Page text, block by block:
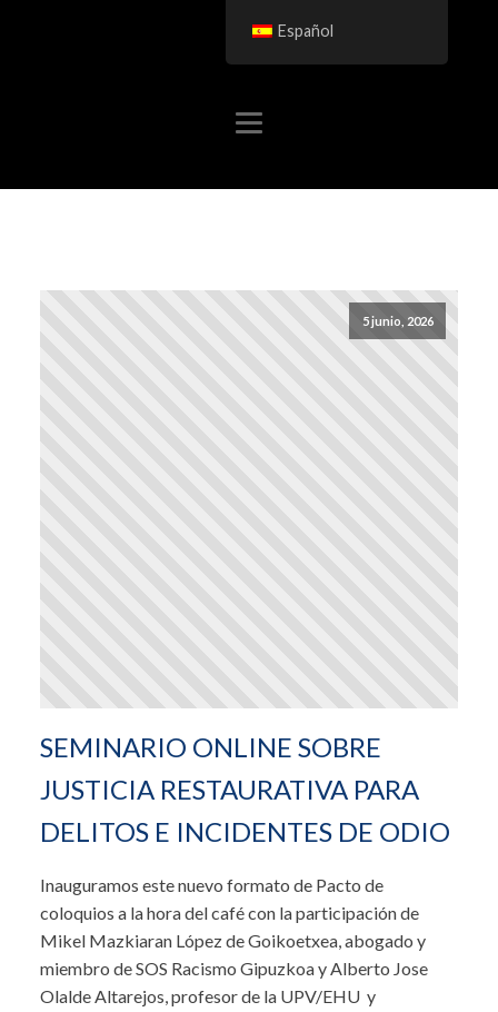
5 junio, 2026
SEMINARIO ONLINE SOBRE
JUSTICIA RESTAURATIVA PARA
DELITOS E INCIDENTES DE ODIO
Inauguramos este nuevo formato de Pacto de
coloquios a la hora del café con la participación de
Mikel Mazkiaran López de Goikoetxea, abogado y
miembro de SOS Racismo Gipuzkoa y Alberto Jose
Olalde Altarejos, profesor de la UPV/EHU y
Español